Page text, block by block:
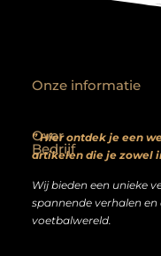
Over
Bedrijf
” Hier ontdek je een
artikelen die je zowel
Wij bieden een unieke
spannende verhalen
voetbalwereld.
Onze informatie